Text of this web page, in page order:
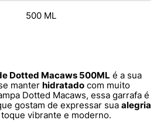
500 ML
Dotted Macaws 500ML é a sua
manter hidratado com muito
Dotted Macaws, essa garrafa é
gostam de expressar sua alegria
vibrante e moderno.